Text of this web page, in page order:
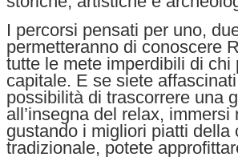
I percorsi pensati per uno,
permetteranno di conoscere
tutte le mete imperdibili di chi
capitale. E se siete
possibilità di trascorrere una
all’insegna del relax, immersi
gustando i migliori piatti della
tradizionale, potete